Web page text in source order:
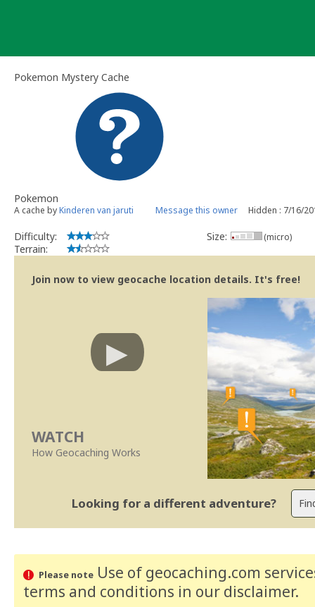
Pokemon Mystery Cache
Pokemon
A cache byKinderen van jaruti Message this owner Hidden : 7/16/
Difficulty:
Terrain:
Size: (micro)
Join now to view geocache location details. It's free!
WATCH
How Geocaching Works
Looking for a different adventure?
Please noteUse of geocaching.com
terms and conditions in our disclaimer.